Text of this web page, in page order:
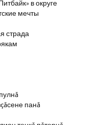
в округе
мечты
страда
панă